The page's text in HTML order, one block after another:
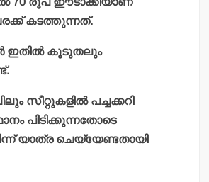
കടത്തുന്നത്.
ഇതില്‍ കൂടുതലും
സീറ്റുകളില്‍ പച്ചക്കറി
പിടിക്കുന്നതോടെ
യാത്ര ചെയ്യേണ്ടതായി